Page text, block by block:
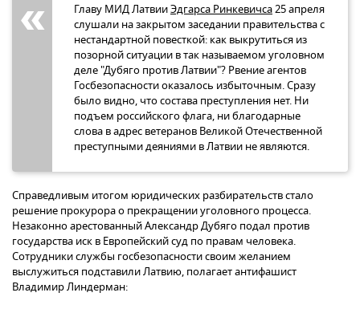
Главу МИД ЛатвииЭдгарса Ринкевичса25 апреля
слушали на закрытом заседании правительства с
нестандартной повесткой: как выкрутиться из
позорной ситуации в так называемом уголовном
деле "Дубяго против Латвии"? Рвение агентов
Госбезопасности оказалось избыточным. Сразу
было видно, что состава преступления нет. Ни
подъем российского флага, ни благодарные
слова в адрес ветеранов Великой Отечественной
преступными деяниями в Латвии не являются.
Справедливым итогом юридических разбирательств стало
решение прокурора о прекращении уголовного процесса.
Незаконно арестованный Александр Дубяго подал против
государства иск в Европейский суд по правам человека.
Сотрудники службы госбезопасности своим желанием
выслужиться подставили Латвию, полагает антифашист
Владимир Линдерман: